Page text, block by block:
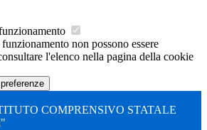
non possono essere
l'elenco nella pagina della cookie
COMPRENSIVO STATALE